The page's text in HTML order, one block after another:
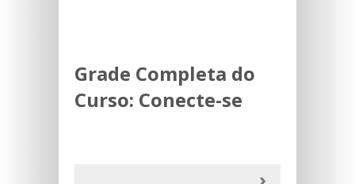
Grade Completa do
Curso: Conecte-se